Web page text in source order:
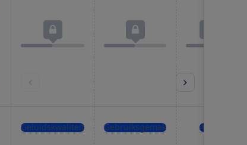
Geluidskwaliteit Gebruiksgemak Accu